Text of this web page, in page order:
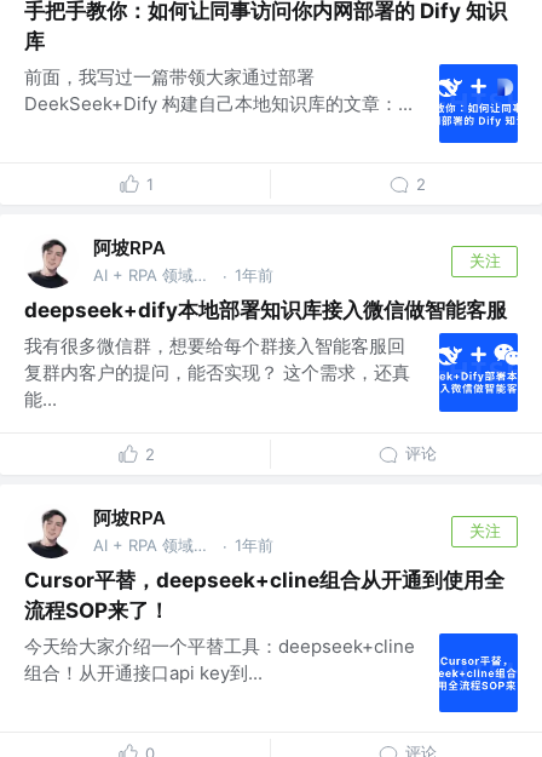
手把手教你：如何让同事访问你内网部署的 Dify 知识
库
前面，我写过一篇带领大家通过部署
DeekSeek+Dify 构建自己本地知识库的文章：...
1 2
阿坡RPA
AI + RPA 领域持续深耕者，专注于分享本地知识库及 AI 自动化工作流实战干货， vx：ao-ai-coding · 1年前
关注
deepseek+dify本地部署知识库接入微信做智能客服
我有很多微信群，想要给每个群接入智能客服回
复群内客户的提问，能否实现？ 这个需求，还真
能...
2 评论
阿坡RPA
AI + RPA 领域持续深耕者，专注于分享本地知识库及 AI 自动化工作流实战干货， vx：ao-ai-coding · 1年前
关注
Cursor平替，deepseek+cline组合从开通到使用全
流程SOP来了！
今天给大家介绍一个平替工具：deepseek+cline
组合！从开通接口api key到...
评论